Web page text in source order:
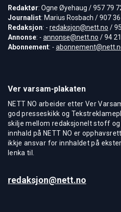
Redaktør: Ogne Øyehaug / 957 79
Journalist: Marius Rosbach / 907
Redaksjon: - redaksjon@nett.no /
Annonse: - annonse@nett.no / 94
Abonnement: -
Ver varsam-plakaten
NETT NO arbeider etter Ver
god presseskikk og
skilje mellom redaksjonelt stoff
innhald på NETT NO er
ikkje ansvar for innhaldet på
lenka til.
redaksjon@nett.no